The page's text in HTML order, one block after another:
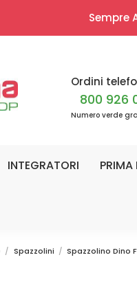
Sempre
Ordini
800 926
Numero verde
INTEGRATORI PRIMA
Spazzolini Spazzolino Dino